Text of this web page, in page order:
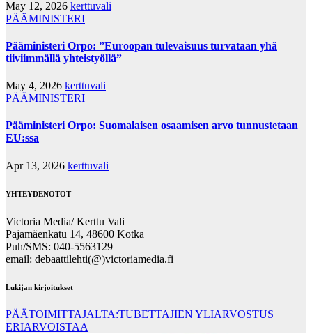
May 12, 2026 kerttuvali
PÄÄMINISTERI
Pääministeri Orpo: ”Euroopan tulevaisuus turvataan yhä
tiiviimmällä yhteistyöllä”
May 4, 2026 kerttuvali
PÄÄMINISTERI
Pääministeri Orpo: Suomalaisen osaamisen arvo tunnustetaan
EU:ssa
Apr 13, 2026 kerttuvali
YHTEYDENOTOT
Victoria Media/ Kerttu Vali
Pajamäenkatu 14, 48600 Kotka
Puh/SMS: 040-5563129
email: debaattilehti(@)victoriamedia.fi
Lukijan kirjoitukset
PÄÄTOIMITTAJALTA:TUBETTAJIEN YLIARVOSTUS
ERIARVOISTAA